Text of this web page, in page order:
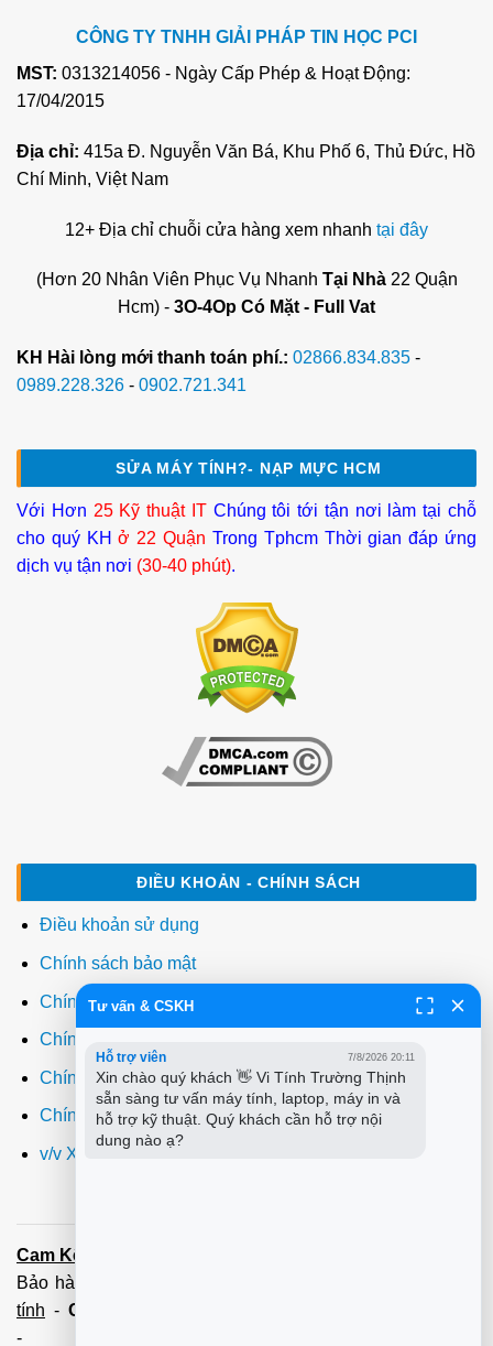
CÔNG TY TNHH GIẢI PHÁP TIN HỌC PCI
MST: 0313214056 - Ngày Cấp Phép & Hoạt Động:
17/04/2015
Địa chỉ: 415a Đ. Nguyễn Văn Bá, Khu Phố 6, Thủ Đức, Hồ
Chí Minh, Việt Nam
12+ Địa chỉ chuỗi cửa hàng xem nhanh tại đây
(Hơn 20 Nhân Viên Phục Vụ Nhanh Tại Nhà22 Quận
Hcm) - 3O-4Op Có Mặt - Full Vat
KH Hài lòng mới thanh toán phí.: 02866.834.835 -
0989.228.326 - 0902.721.341
SỬA MÁY TÍNH?- NẠP MỰC HCM
Với Hơn 25 Kỹ thuật ITChúng tôi tới tận nơi làm tại chỗ
cho quý KHở 22 Quận Trong Tphcm Thời gian đáp ứng
dịch vụ tận nơi (30-40 phút).
ĐIỀU KHOẢN - CHÍNH SÁCH
Điều khoản sử dụng
Chính sách bảo mật
Chính sách thanh toán
Chính sách giao hàng
Chính sách đổi trả
Chính sách bảo hành
v/v Xuất hóa đơn đỏ VAT
Cam Kết:
Bảo hành tận tâm - Xuất hóa đơn đỏ đầy đủ
tính - Cài Win Tận Nơi
-
Tư vấn & CSKH
Hỗ trợ viên 7/8/2026 20:11
Xin chào quý khách 👋 Vi Tính Trường Thịnh
sẵn sàng tư vấn máy tính, laptop, máy in và
hỗ trợ kỹ thuật. Quý khách cần hỗ trợ nội
dung nào ạ?